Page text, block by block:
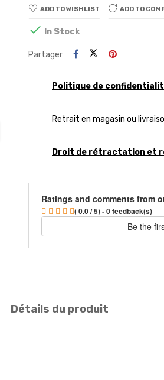
ADD TO WISHLIST ADD TO
 In Stock
Partager
Politique de
Retrait en magasin ou
Droit de rétractation et
Ratings and comments from
( 0.0 / 5) - 0 feedback(s)
Be the
Détails du produit